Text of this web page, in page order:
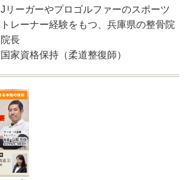
Jリーガーやプロゴルファーのスポーツ
トレーナー経験をもつ、兵庫県の整骨院
院長
国家資格保持（柔道整復師）